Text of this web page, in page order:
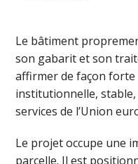
Le bâtiment
son gabarit et son
affirmer de façon forte
institutionnelle,
services de l’Union
Le projet occupe une
parcelle. Il est